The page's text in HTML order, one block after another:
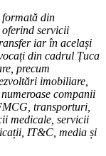
formată din
servicii
iar în același
din cadrul Țuca
precum
imobiliare,
companii
transporturi,
medicale, servicii
IT&C, media și